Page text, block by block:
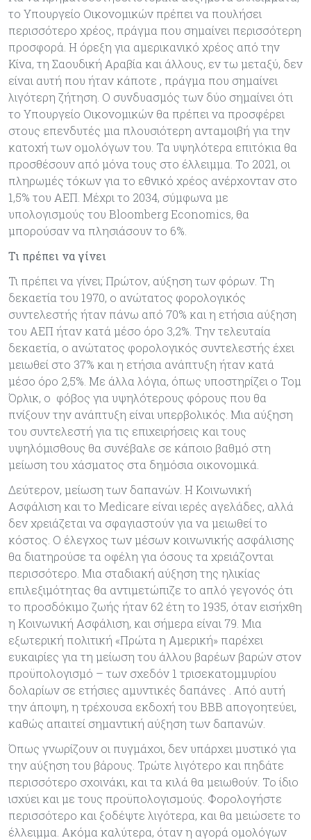
το Υπουργείο Οικονομικών πρέπει να πουλήσει
περισσότερο χρέος, πράγμα που σημαίνει περισσότερη
προσφορά. Η όρεξη για αμερικανικό χρέος από την
Κίνα, τη Σαουδική Αραβία και άλλους, εν τω μεταξύ, δεν
είναι αυτή που ήταν κάποτε , πράγμα που σημαίνει
λιγότερη ζήτηση. Ο συνδυασμός των δύο σημαίνει ότι
το Υπουργείο Οικονομικών θα πρέπει να προσφέρει
στους επενδυτές μια πλουσιότερη ανταμοιβή για την
κατοχή των ομολόγων του. Τα υψηλότερα επιτόκια θα
προσθέσουν από μόνα τους στο έλλειμμα. Το 2021, οι
πληρωμές τόκων για το εθνικό χρέος ανέρχονταν στο
1,5% του ΑΕΠ. Μέχρι το 2034, σύμφωνα με
υπολογισμούς του Bloomberg Economics, θα
μπορούσαν να πλησιάσουν το 6%.
Τι πρέπει να γίνει
Τι πρέπει να γίνει; Πρώτον, αύξηση των φόρων. Τη
δεκαετία του 1970, ο ανώτατος φορολογικός
συντελεστής ήταν πάνω από 70% και η ετήσια αύξηση
του ΑΕΠ ήταν κατά μέσο όρο 3,2%. Την τελευταία
δεκαετία, ο ανώτατος φορολογικός συντελεστής έχει
μειωθεί στο 37% και η ετήσια ανάπτυξη ήταν κατά
μέσο όρο 2,5%. Με άλλα λόγια, όπως υποστηρίζει ο Τομ
Όρλικ, ο φόβος για υψηλότερους φόρους που θα
πνίξουν την ανάπτυξη είναι υπερβολικός. Μια αύξηση
του συντελεστή για τις επιχειρήσεις και τους
υψηλόμισθους θα συνέβαλε σε κάποιο βαθμό στη
μείωση του χάσματος στα δημόσια οικονομικά.
Δεύτερον, μείωση των δαπανών. Η Κοινωνική
Ασφάλιση και το Medicare είναι ιερές αγελάδες, αλλά
δεν χρειάζεται να σφαγιαστούν για να μειωθεί το
κόστος. Ο έλεγχος των μέσων κοινωνικής ασφάλισης
θα διατηρούσε τα οφέλη για όσους τα χρειάζονται
περισσότερο. Μια σταδιακή αύξηση της ηλικίας
επιλεξιμότητας θα αντιμετώπιζε το απλό γεγονός ότι
το προσδόκιμο ζωής ήταν 62 έτη το 1935, όταν εισήχθη
η Κοινωνική Ασφάλιση, και σήμερα είναι 79. Μια
εξωτερική πολιτική «Πρώτα η Αμερική» παρέχει
ευκαιρίες για τη μείωση του άλλου βαρέων βαρών στον
προϋπολογισμό – των σχεδόν 1 τρισεκατομμυρίου
δολαρίων σε ετήσιες αμυντικές δαπάνες . Από αυτή
την άποψη, η τρέχουσα εκδοχή του BBB απογοητεύει,
καθώς απαιτεί σημαντική αύξηση των δαπανών.
Όπως γνωρίζουν οι πυγμάχοι, δεν υπάρχει μυστικό για
την αύξηση του βάρους. Τρώτε λιγότερο και πηδάτε
περισσότερο σχοινάκι, και τα κιλά θα μειωθούν. Το ίδιο
ισχύει και με τους προϋπολογισμούς. Φορολογήστε
περισσότερο και ξοδέψτε λιγότερα, και θα μειώσετε το
έλλειμμα. Ακόμα καλύτερα, όταν η αγορά ομολόγων